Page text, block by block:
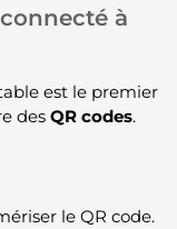
à
est le premier
des QR codes.
le QR code.